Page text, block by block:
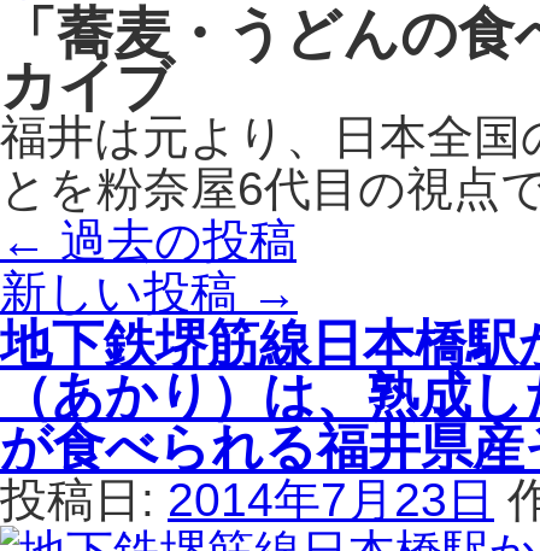
「 蕎麦・うどんの食
カイブ
福井は元より、日本全
とを粉奈屋6代目の視点
← 過去の投稿
新しい投稿 →
地下鉄堺筋線日本橋
（あかり）は、熟成
が食べられる福井県
投稿日: 2014年7月23日